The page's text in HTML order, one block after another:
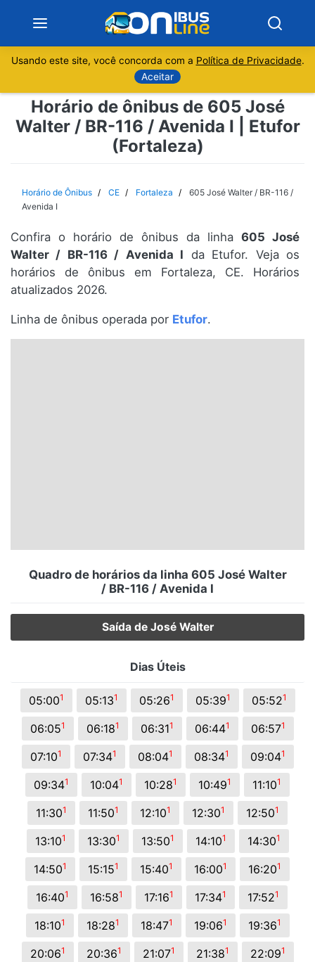
Sobre
Minas Gerais
Espírito Santo
Paraná
Santa Catarina
Usando este site, você concorda com a Política de Privacidade.
Aceitar
Horário de ônibus de 605 José
Walter / BR-116 / Avenida I | Etufor
(Fortaleza)
Horário de Ônibus CE Fortaleza
605 José Walter / BR-116 /
Avenida I
Confira o horário de ônibus da linha 605 José
Walter / BR-116 / Avenida I da Etufor. Veja os
horários de ônibus em Fortaleza, CE. Horários
atualizados 2026.
Linha de ônibus operada por Etufor.
Quadro de horários da linha 605 José Walter
/ BR-116 / Avenida I
Saída de José Walter
Dias Úteis
05:001 05:131 05:261 05:391 05:521
06:051 06:181 06:311 06:441 06:571
07:101 07:341 08:041 08:341 09:041
09:341 10:041 10:281 10:491 11:101
11:301 11:501 12:101 12:301 12:501
13:101 13:301 13:501 14:101 14:301
14:501 15:151 15:401 16:001 16:201
16:401 16:581 17:161 17:341 17:521
18:101 18:281 18:471 19:061 19:361
20:061 20:361 21:071 21:381 22:091